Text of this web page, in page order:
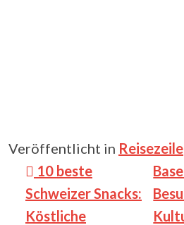
Veröffentlicht in Reisezeile
Beitragsnavigation
10 beste
Schweizer Snacks:
Köstliche